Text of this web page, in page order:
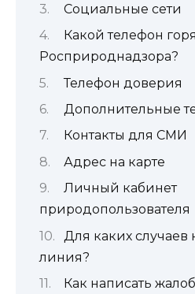
Социальные сети
Какой телефон
Росприроднадзора?
Телефон доверия
Дополнительные
Контакты для СМИ
Адрес на карте
Личный кабинет
природопользователя
Для каких случаев
линия?
Как написать